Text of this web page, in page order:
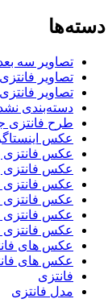
دسته‌ها
تصاویر سه
تصاویر
تصاویر
دسته‌بندی
طرح فانتزی
عکس
عکس فانتزی
عکس فانتزی
عکس فانتزی
عکس فانتزی
عکس فانتزی
عکس فانتزی
عکس های
عکس های
فانتزی
مدل فانتزی